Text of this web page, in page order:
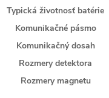
Typická životnosť batérie
Komunikačné pásmo
Komunikačný dosah
Rozmery detektora
Rozmery magnetu